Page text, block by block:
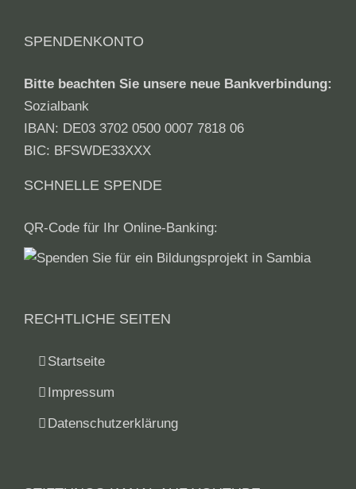
SPENDENKONTO
Bitte beachten Sie unsere neue Bankverbindung:
Sozialbank
IBAN: DE03 3702 0500 0007 7818 06
BIC: BFSWDE33XXX
SCHNELLE SPENDE
QR-Code für Ihr Online-Banking:
RECHTLICHE SEITEN
Startseite
Impressum
Datenschutzerklärung